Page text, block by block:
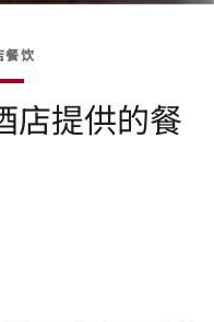
餐饮
店提供的餐